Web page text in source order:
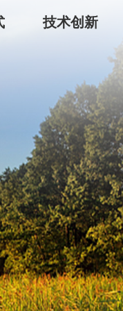
技术创新